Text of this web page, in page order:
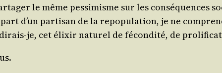
le même pes­si­misme sur les consé­quences
d’un par­ti­san de la repo­pu­la­tion, je ne
je, cet élixir natu­rel de fécon­di­té, de